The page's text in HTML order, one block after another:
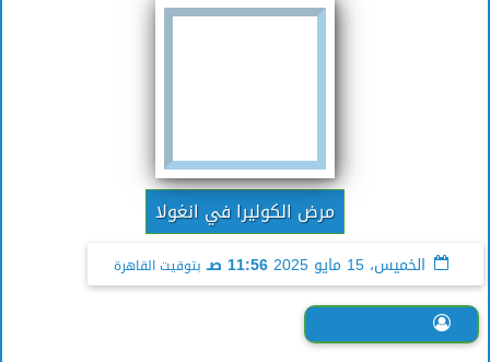
مرض الكوليرا في انغولا
الخميس، 15 مايو 2025 11:56 صـ بتوقيت القاهرة